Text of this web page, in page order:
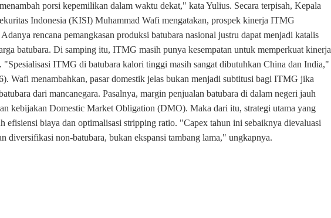
porsi kepemilikan dalam waktu dekat," kata Yulius. Secara terpisah, Kepala
Indonesia (KISI) Muhammad Wafi mengatakan, prospek kinerja ITMG
rencana pemangkasan produksi batubara nasional justru dapat menjadi katalis
batubara. Di samping itu, ITMG masih punya kesempatan untuk memperkuat kinerja
"Spesialisasi ITMG di batubara kalori tinggi masih sangat dibutuhkan China dan India,"
Wafi menambahkan, pasar domestik jelas bukan menjadi subtitusi bagi ITMG jika
dari mancanegara. Pasalnya, margin penjualan batubara di dalam negeri jauh
kebijakan Domestic Market Obligation (DMO). Maka dari itu, strategi utama yang
efisiensi biaya dan optimalisasi stripping ratio. "Capex tahun ini sebaiknya dievaluasi
diversifikasi non-batubara, bukan ekspansi tambang lama," ungkapnya.